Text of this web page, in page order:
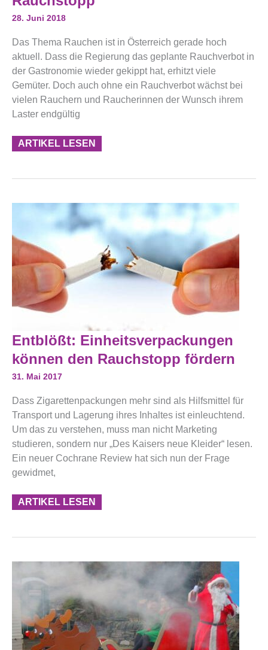
28. Juni 2018
Das Thema Rauchen ist in Österreich gerade hoch
aktuell. Dass die Regierung das geplante Rauchverbot in
der Gastronomie wieder gekippt hat, erhitzt viele
Gemüter. Doch auch ohne ein Rauchverbot wächst bei
vielen Rauchern und Raucherinnen der Wunsch ihrem
Laster endgültig
Rauchstopp
ARTIKEL LESEN
Entblößt: Einheitsverpackungen
können den Rauchstopp fördern
31. Mai 2017
Dass Zigarettenpackungen mehr sind als Hilfsmittel für
Transport und Lagerung ihres Inhaltes ist einleuchtend.
Um das zu verstehen, muss man nicht Marketing
studieren, sondern nur „Des Kaisers neue Kleider“ lesen.
Ein neuer Cochrane Review hat sich nun der Frage
gewidmet,
Entblößt:
Einheitsverpackungen
Können
Den
Rauchstopp
Fördern
ARTIKEL LESEN